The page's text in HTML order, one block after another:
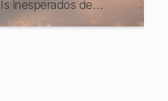
inesperados de